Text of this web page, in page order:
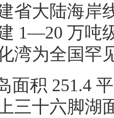
省大陆海岸
1—20 万吨
湾为全国罕
面积 251.4
三十六脚湖